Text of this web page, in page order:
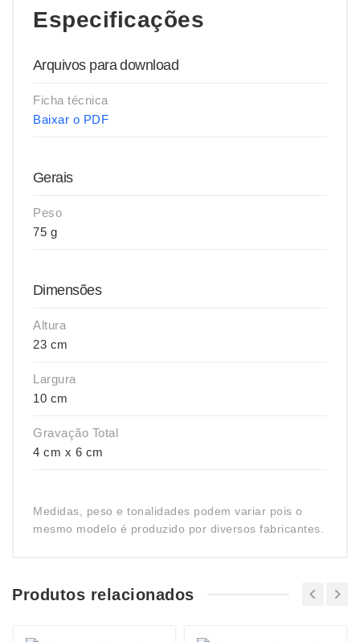
Especificações
Arquivos para download
Ficha técnica
Baixar o PDF
Gerais
Peso
75 g
Dimensões
Altura
23 cm
Largura
10 cm
Gravação Total
4 cm x 6 cm
Medidas, peso e tonalidades podem variar pois o
mesmo modelo é produzido por diversos fabricantes.
Produtos relacionados